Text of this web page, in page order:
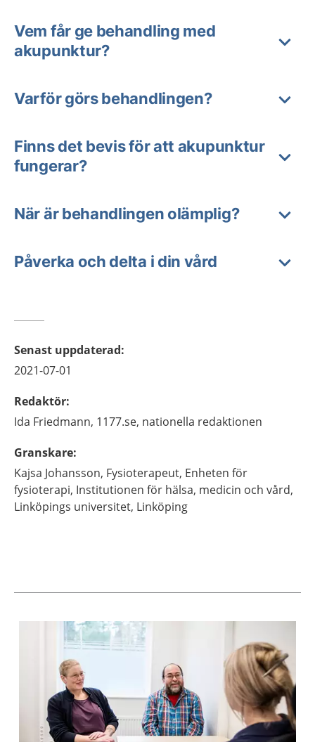
Vem får ge behandling med
akupunktur?
Varför görs behandlingen?
Finns det bevis för att akupunktur
fungerar?
När är behandlingen olämplig?
Påverka och delta i din vård
Senast uppdaterad:
2021-07-01
Redaktör:
Ida Friedmann, 1177.se, nationella redaktionen
Granskare:
Kajsa Johansson, Fysioterapeut, Enheten för
fysioterapi, Institutionen för hälsa, medicin och vård,
Linköpings universitet, Linköping
Aktuella artiklar